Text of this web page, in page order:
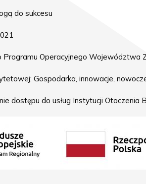
do sukcesu
Programu Operacyjnego Województwa
Gospodarka, innowacje,
dostępu do usług Instytucji Otoczenia